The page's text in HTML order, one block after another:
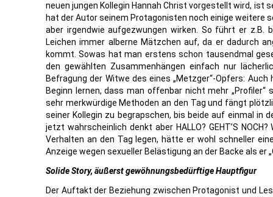
neuen jungen Kollegin Hannah Christ vorgestellt wird, ist
hat der Autor seinem Protagonisten noch einige weitere
aber irgendwie aufgezwungen wirken. So führt er z.B.
Leichen immer alberne Mätzchen auf, da er dadurch
kommt. Sowas hat man erstens schon tausendmal
den gewählten Zusammenhängen einfach nur
Befragung der Witwe des eines „Metzger“-Opfers:
Beginn lernen, dass man offenbar nicht mehr „Profiler“
sehr merkwürdige Methoden an den Tag und fängt
seiner Kollegin zu begrapschen, bis beide auf einmal in
jetzt wahrscheinlich denkt aber HALLO? GEHT’S
Verhalten an den Tag legen, hätte er wohl schneller
Anzeige wegen sexueller Belästigung an der Backe als er
Solide Story, äußerst gewöhnungsbedürftige Hauptfigur
Der Auftakt der Beziehung zwischen Protagonist und